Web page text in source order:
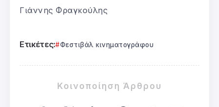
Γιάννης Φραγκούλης
Ετικέτες: Φεστιβάλ κινηματογράφου
Κοινοποίηση Άρθρου